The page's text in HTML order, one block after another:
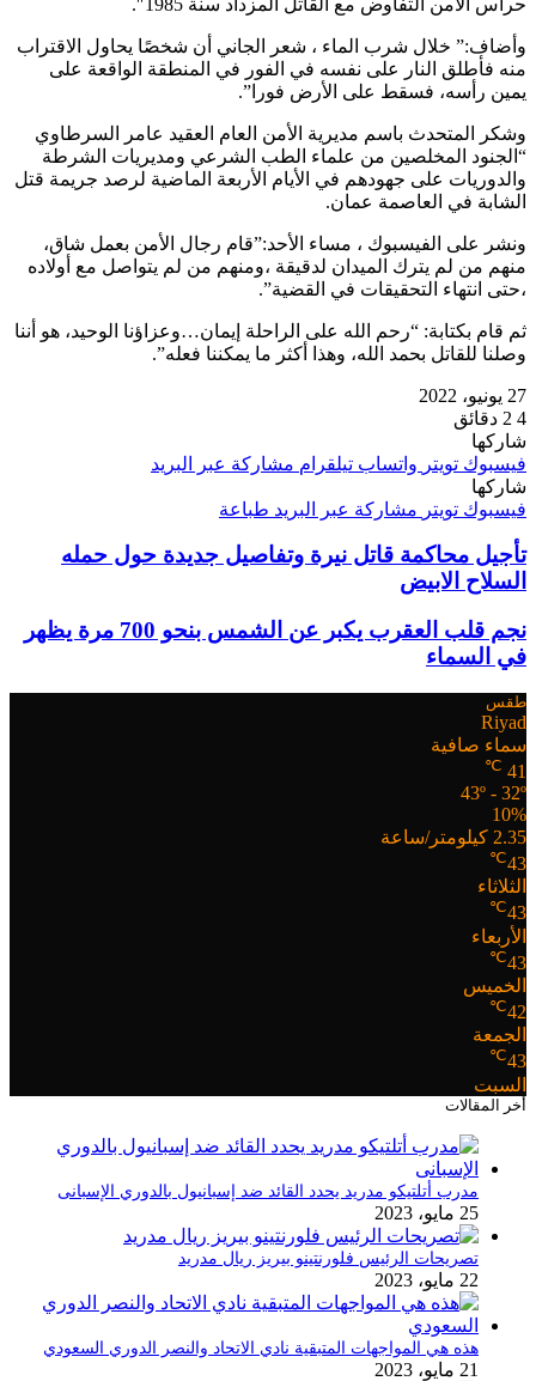
وأضاف:” خلال شرب الماء ، شعر الجاني أن شخصًا يحاول الاقتراب
منه فأطلق النار على نفسه في الفور في المنطقة الواقعة على
يمين رأسه، فسقط على الأرض فورا”.
وشكر المتحدث باسم مديرية الأمن العام العقيد عامر السرطاوي
“الجنود المخلصين من علماء الطب الشرعي ومديريات الشرطة
والدوريات على جهودهم في الأيام الأربعة الماضية لرصد جريمة قتل
الشابة في العاصمة عمان.
ونشر على الفيسبوك ، مساء الأحد:”قام رجال الأمن بعمل شاق،
منهم من لم يترك الميدان لدقيقة ،ومنهم من لم يتواصل مع أولاده
،حتى انتهاء التحقيقات في القضية”.
ثم قام بكتابة: “رحم الله على الراحلة إيمان…وعزاؤنا الوحيد، هو أننا
وصلنا للقاتل بحمد الله، وهذا أكثر ما يمكننا فعله”.
27 يونيو، 2022
4 2 دقائق
شاركها
فيسبوك تويتر واتساب تيلقرام مشاركة عبر البريد
شاركها
فيسبوك تويتر مشاركة عبر البريد طباعة
تأجيل محاكمة قاتل نيرة وتفاصيل جديدة حول حمله
السلاح الابيض
نجم قلب العقرب يكبر عن الشمس بنحو 700 مرة يظهر
في السماء
طقس
Riyad
سماء صافية
41
℃
43º - 32º
10%
2.35 كيلومتر/ساعة
43
℃
الثلاثاء
43
℃
الأربعاء
43
℃
الخميس
42
℃
الجمعة
43
℃
السبت
أخر المقالات
مدرب أتلتيكو مدريد يحدد القائد ضد إسبانيول بالدوري الإسبانى
25 مايو، 2023
تصريحات الرئيس فلورنتينو بيريز ريال مدريد
22 مايو، 2023
هذه هي المواجهات المتبقية نادي الاتحاد والنصر الدوري السعودي
21 مايو، 2023